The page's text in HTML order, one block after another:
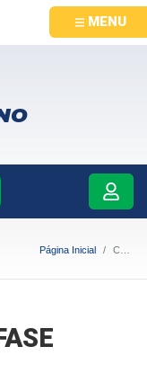
MENU
Página Inicial Covid - Vacinação